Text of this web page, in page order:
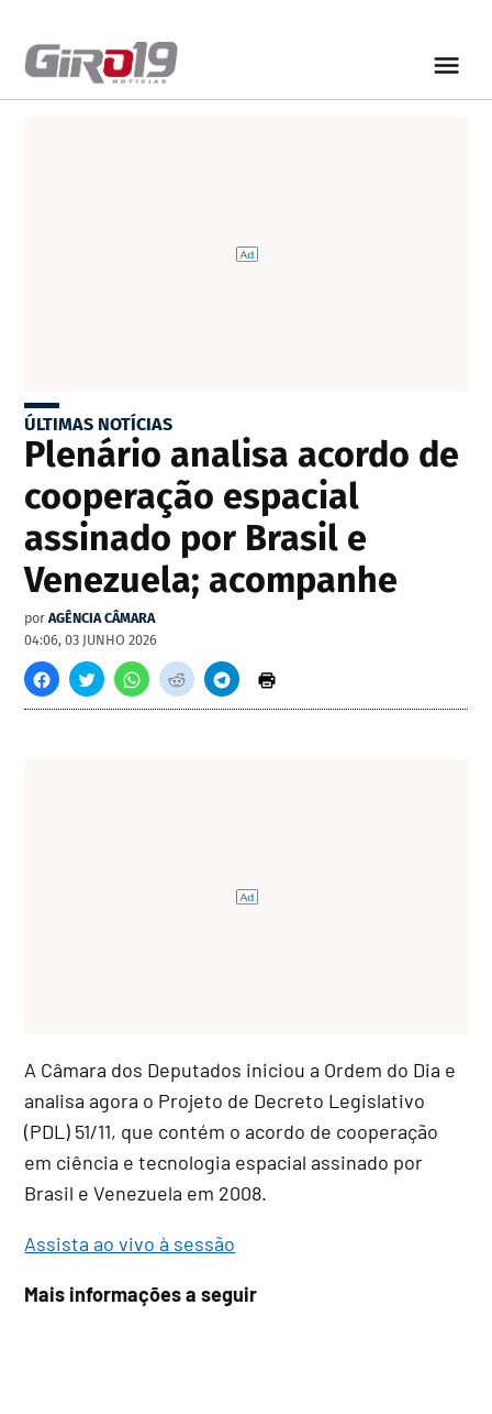
ÚLTIMAS NOTÍCIAS
Plenário analisa acordo de
cooperação espacial
assinado por Brasil e
Venezuela; acompanhe
por AGÊNCIA CÂMARA
04:06, 03 JUNHO 2026
A Câmara dos Deputados iniciou a Ordem do Dia e
analisa agora o Projeto de Decreto Legislativo
(PDL) 51/11, que contém o acordo de cooperação
em ciência e tecnologia espacial assinado por
Brasil e Venezuela em 2008.
Assista ao vivo à sessão
Mais informações a seguir